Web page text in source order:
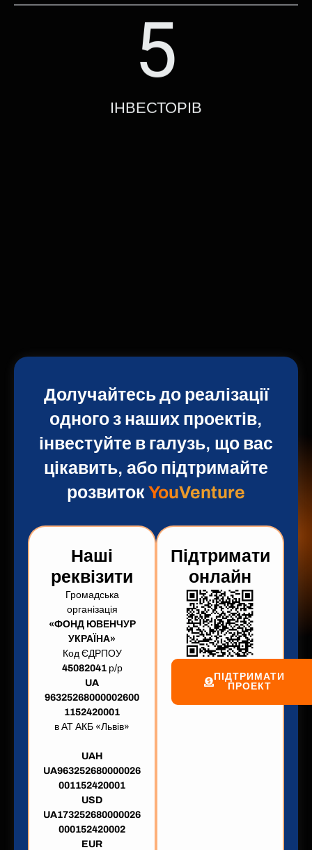
ІНВЕСТОРІВ
5
Долучайтесь до реалізації
одного з наших проектів,
інвестуйте в галузь, що вас
цікавить, або підтримайте
розвитокYouVenture
Наші
реквізити
Громадська
організація
«ФОНД ЮВЕНЧУР
УКРАЇНА»
Код ЄДРПОУ
45082041р/р
UA
96325268000002600
1152420001
в АТ АКБ «Львів»
UAH
UA963252680000026
001152420001
USD
UA173252680000026
000152420002
EUR
Підтримати
онлайн
ПІДТРИМАТИ
ПРОЕКТ